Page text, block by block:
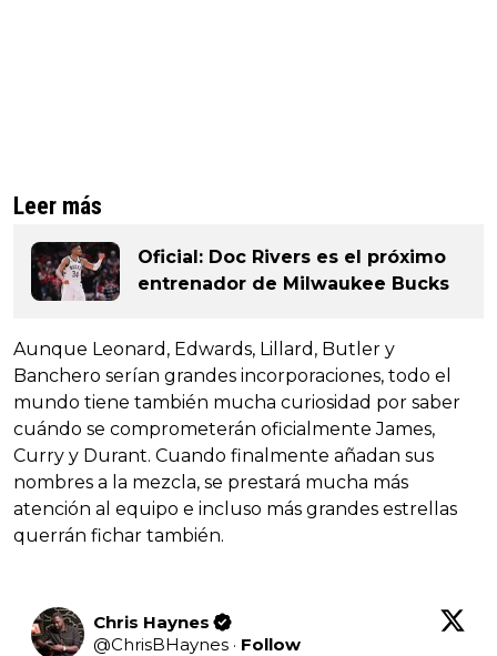
Leer más
Oficial: Doc Rivers es el próximo
entrenador de Milwaukee Bucks
Aunque Leonard, Edwards, Lillard, Butler y
Banchero serían grandes incorporaciones, todo el
mundo tiene también mucha curiosidad por saber
cuándo se comprometerán oficialmente James,
Curry y Durant. Cuando finalmente añadan sus
nombres a la mezcla, se prestará mucha más
atención al equipo e incluso más grandes estrellas
querrán fichar también.
Chris Haynes
@ChrisBHaynes · Follow